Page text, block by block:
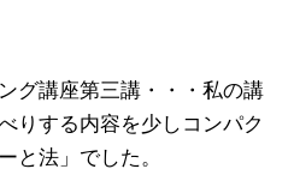
グ講座第三講・・・私の講
りする内容を少しコンパク
と法」でした。